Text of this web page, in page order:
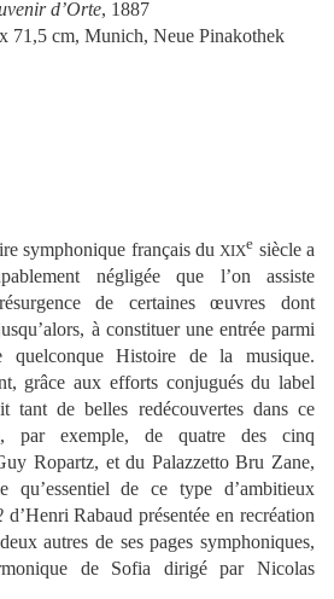
d’Orte, 1887
71,5 cm, Munich, Neue Pinakothek
symphonique français du XIXe siècle a
négligée que l’on assiste
de certaines œuvres dont
à constituer une entrée parmi
quelconque Histoire de la musique.
grâce aux efforts conjugués du label
tant de belles redécouvertes dans ce
par exemple, de quatre des cinq
Ropartz, et du Palazzetto Bru Zane,
qu’essentiel de ce type d’ambitieux
d’Henri Rabaud présentée en recréation
autres de ses pages symphoniques,
de Sofia dirigé par Nicolas